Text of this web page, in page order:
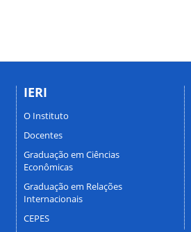
IERI
O Instituto
Docentes
Graduação em Ciências
Econômicas
Graduação em Relações
Internacionais
CEPES